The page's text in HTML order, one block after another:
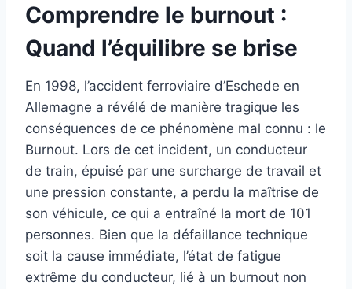
Comprendre le burnout :
Quand l’équilibre se brise
En 1998, l’accident ferroviaire d’Eschede en
Allemagne a révélé de manière tragique les
conséquences de ce phénomène mal connu : le
Burnout. Lors de cet incident, un conducteur
de train, épuisé par une surcharge de travail et
une pression constante, a perdu la maîtrise de
son véhicule, ce qui a entraîné la mort de 101
personnes. Bien que la défaillance technique
soit la cause immédiate, l’état de fatigue
extrême du conducteur, lié à un burnout non